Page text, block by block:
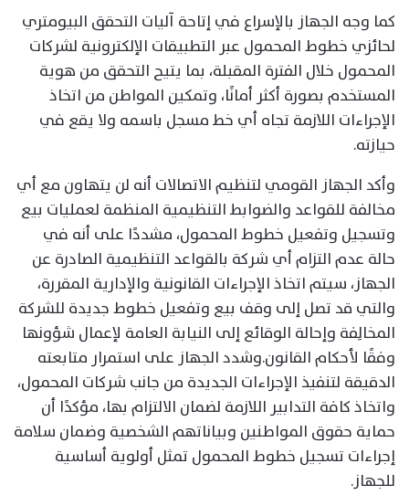
كما وجه الجهاز بالإسراع في إتاحة آليات التحقق البيومتري
لحائزي خطوط المحمول عبر التطبيقات الإلكترونية لشركات
المحمول خلال الفترة المقبلة، بما يتيح التحقق من هوية
المستخدم بصورة أكثر أمانًا، وتمكين المواطن من اتخاذ
الإجراءات اللازمة تجاه أي خط مسجل باسمه ولا يقع في
حيازته.
وأكد الجهاز القومي لتنظيم الاتصالات أنه لن يتهاون مع أي
مخالفة للقواعد والضوابط التنظيمية المنظمة لعمليات بيع
وتسجيل وتفعيل خطوط المحمول، مشددًا على أنه في
حالة عدم التزام أي شركة بالقواعد التنظيمية الصادرة عن
الجهاز، سيتم اتخاذ الإجراءات القانونية والإدارية المقررة،
والتي قد تصل إلى وقف بيع وتفعيل خطوط جديدة للشركة
المخالِفة وإحالة الوقائع إلى النيابة العامة لإعمال شؤونها
وفقًا لأحكام القانون.وشدد الجهاز على استمرار متابعته
الدقيقة لتنفيذ الإجراءات الجديدة من جانب شركات المحمول،
واتخاذ كافة التدابير اللازمة لضمان الالتزام بها، مؤكدًا أن
حماية حقوق المواطنين وبياناتهم الشخصية وضمان سلامة
إجراءات تسجيل خطوط المحمول تمثل أولوية أساسية
للجهاز.